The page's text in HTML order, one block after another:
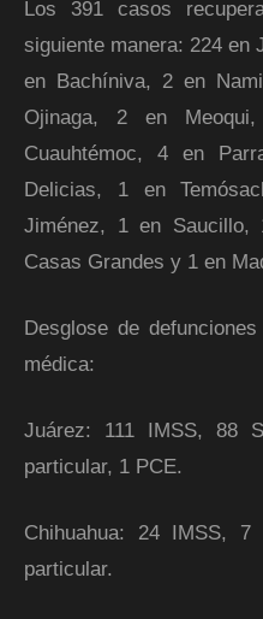
Los 391 casos
siguiente manera: 224 en
en Bachíniva, 2 en
Ojinaga, 2 en
Cuauhtémoc, 4 en
Delicias, 1 en
Jiménez, 1 en
Casas Grandes y 1 en
Desglose de
médica:
Juárez: 111 IMSS, 88
particular, 1 PCE.
Chihuahua: 24 IMSS,
particular.